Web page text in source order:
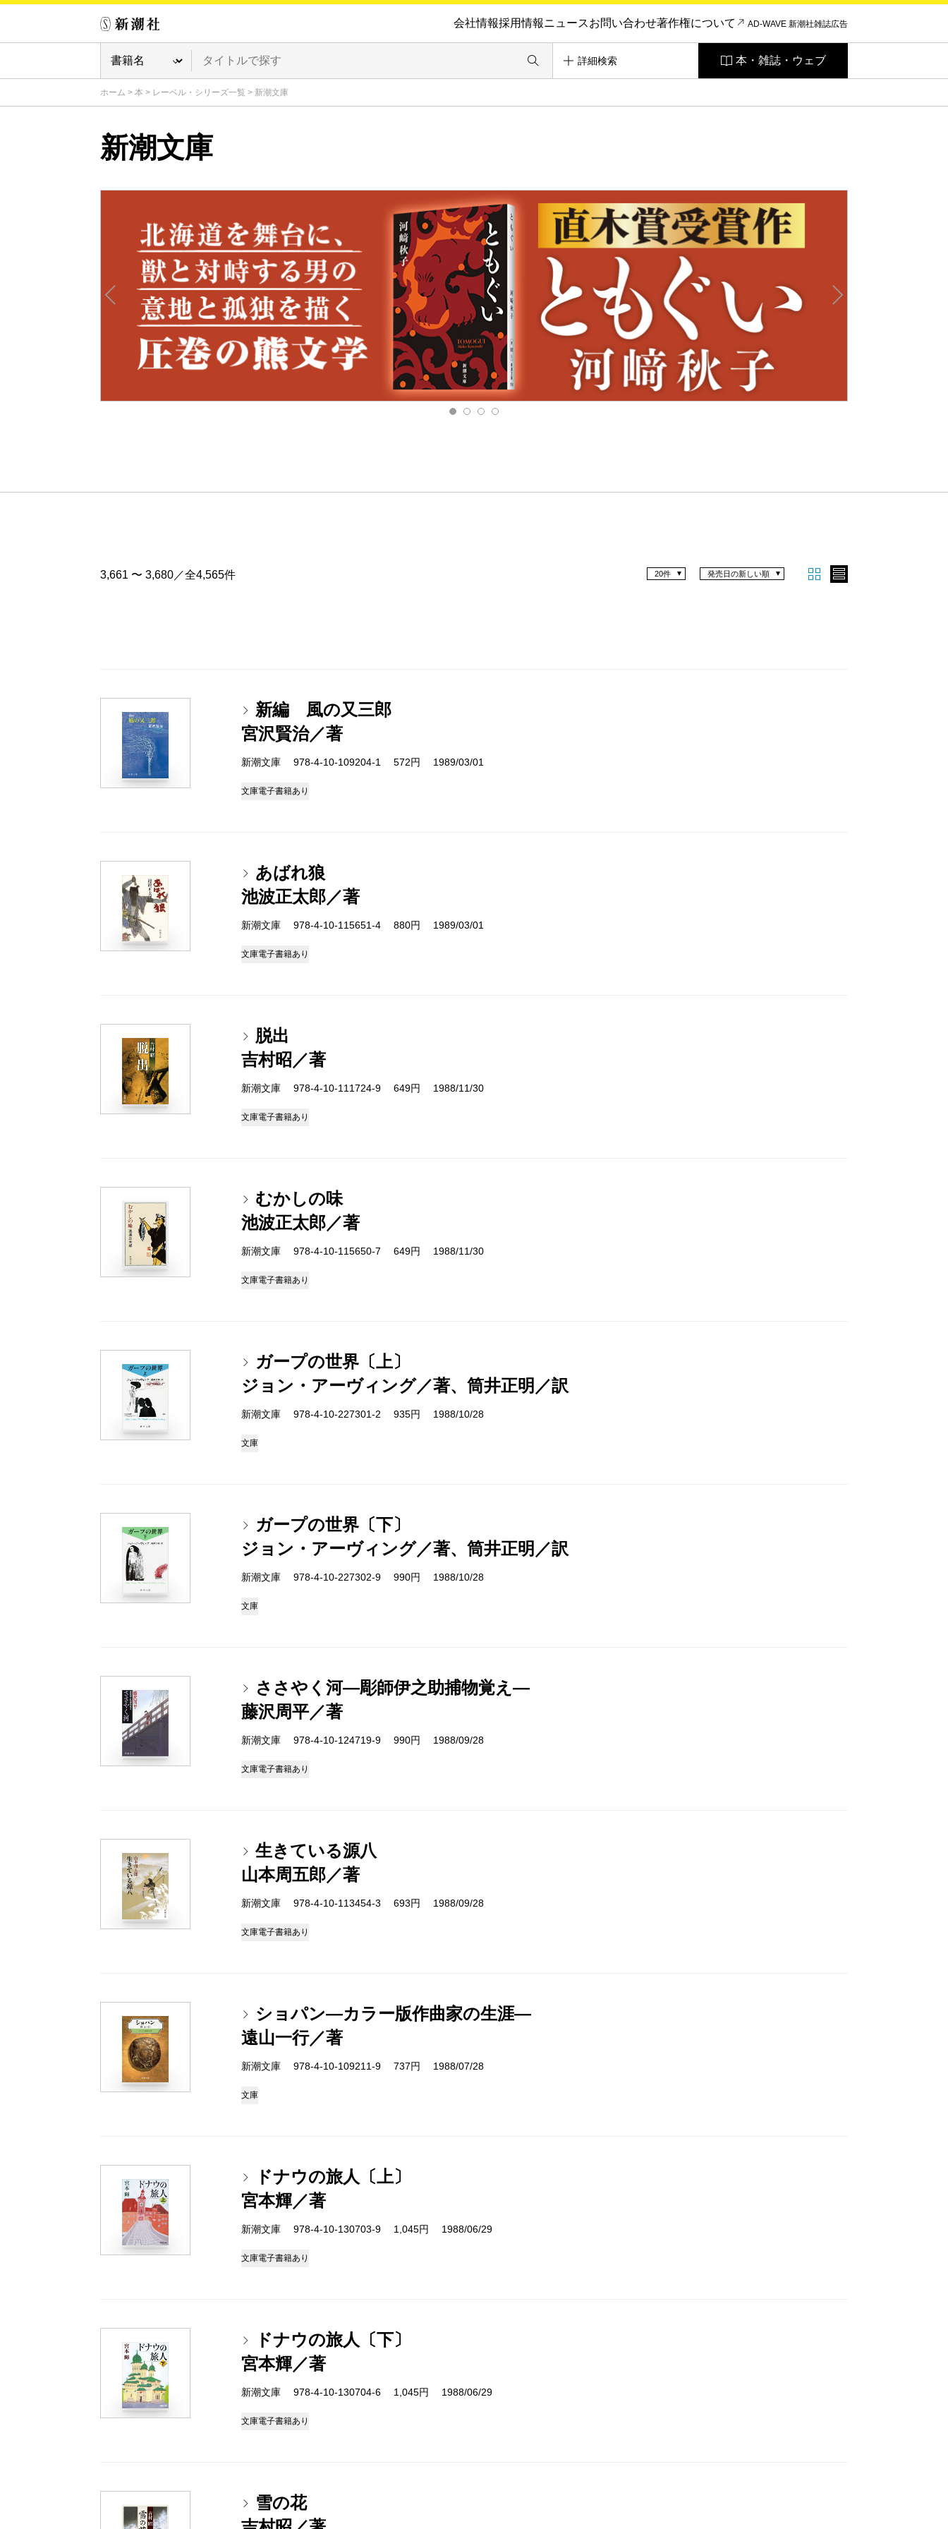
会社情報採用情報ニュースお問い合わせ著作権について AD-WAVE 新潮社雑誌広告
詳細検索 本・雑誌・ウェブ
ホーム > 本 > レーベル・シリーズ一覧 > 新潮文庫
新潮文庫
3,661 〜 3,680／全4,565件 発売日の新しい順
20件
新編 風の又三郎
宮沢賢治／著
新潮文庫 978-4-10-109204-1 572円 1989/03/01
文庫電子書籍あり
あばれ狼
池波正太郎／著
新潮文庫 978-4-10-115651-4 880円 1989/03/01
文庫電子書籍あり
脱出
吉村昭／著
新潮文庫 978-4-10-111724-9 649円 1988/11/30
文庫電子書籍あり
むかしの味
池波正太郎／著
新潮文庫 978-4-10-115650-7 649円 1988/11/30
文庫電子書籍あり
ガープの世界〔上〕
ジョン・アーヴィング／著、筒井正明／訳
新潮文庫 978-4-10-227301-2 935円 1988/10/28
文庫
ガープの世界〔下〕
ジョン・アーヴィング／著、筒井正明／訳
新潮文庫 978-4-10-227302-9 990円 1988/10/28
文庫
ささやく河―彫師伊之助捕物覚え―
藤沢周平／著
新潮文庫 978-4-10-124719-9 990円 1988/09/28
文庫電子書籍あり
生きている源八
山本周五郎／著
新潮文庫 978-4-10-113454-3 693円 1988/09/28
文庫電子書籍あり
ショパン―カラー版作曲家の生涯―
遠山一行／著
新潮文庫 978-4-10-109211-9 737円 1988/07/28
文庫
ドナウの旅人〔上〕
宮本輝／著
新潮文庫 978-4-10-130703-9 1,045円 1988/06/29
文庫電子書籍あり
ドナウの旅人〔下〕
宮本輝／著
新潮文庫 978-4-10-130704-6 1,045円 1988/06/29
文庫電子書籍あり
雪の花